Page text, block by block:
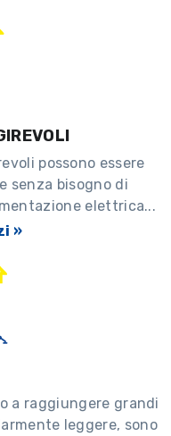
possono essere
senza bisogno di
elettrica...
»
a raggiungere grandi
leggere, sono